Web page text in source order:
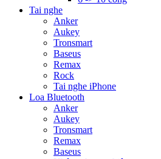
Tai nghe
Anker
Aukey
Tronsmart
Baseus
Remax
Rock
Tai nghe iPhone
Loa Bluetooth
Anker
Aukey
Tronsmart
Remax
Baseus